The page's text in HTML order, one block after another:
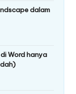
dalam
Word hanya